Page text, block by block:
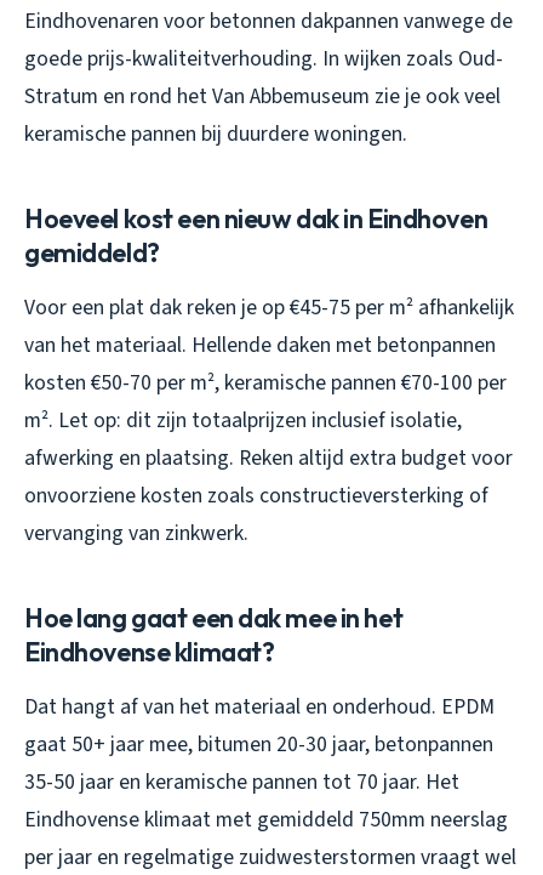
Eindhovenaren voor betonnen dakpannen vanwege de
goede prijs-kwaliteitverhouding. In wijken zoals Oud-
Stratum en rond het Van Abbemuseum zie je ook veel
keramische pannen bij duurdere woningen.
Hoeveel kost een nieuw dak in Eindhoven
gemiddeld?
Voor een plat dak reken je op €45-75 per m² afhankelijk
van het materiaal. Hellende daken met betonpannen
kosten €50-70 per m², keramische pannen €70-100 per
m². Let op: dit zijn totaalprijzen inclusief isolatie,
afwerking en plaatsing. Reken altijd extra budget voor
onvoorziene kosten zoals constructieversterking of
vervanging van zinkwerk.
Hoe lang gaat een dak mee in het
Eindhovense klimaat?
Dat hangt af van het materiaal en onderhoud. EPDM
gaat 50+ jaar mee, bitumen 20-30 jaar, betonpannen
35-50 jaar en keramische pannen tot 70 jaar. Het
Eindhovense klimaat met gemiddeld 750mm neerslag
per jaar en regelmatige zuidwesterstormen vraagt wel